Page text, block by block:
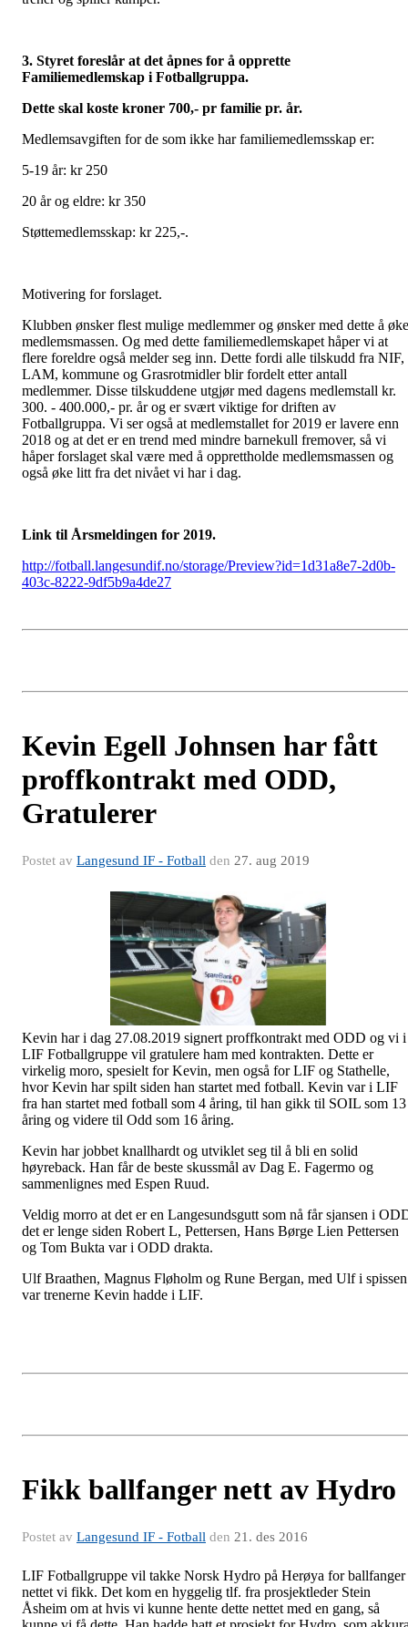
3. Styret foreslår at det åpnes for å opprette
Familiemedlemskap i Fotballgruppa.
Dette skal koste kroner 700,- pr familie pr. år.
Medlemsavgiften for de som ikke har familiemedlemsskap er:
5-19 år: kr 250
20 år og eldre: kr 350
Støttemedlemsskap: kr 225,-.
Motivering for forslaget.
Klubben ønsker flest mulige medlemmer og ønsker med dette å øke
medlemsmassen. Og med dette familiemedlemskapet håper vi at
flere foreldre også melder seg inn. Dette fordi alle tilskudd fra NIF,
LAM, kommune og Grasrotmidler blir fordelt etter antall
medlemmer. Disse tilskuddene utgjør med dagens medlemstall kr.
300. - 400.000,- pr. år og er svært viktige for driften av
Fotballgruppa. Vi ser også at medlemstallet for 2019 er lavere enn
2018 og at det er en trend med mindre barnekull fremover, så vi
håper forslaget skal være med å opprettholde medlemsmassen og
også øke litt fra det nivået vi har i dag.
Link til Årsmeldingen for 2019.
http://fotball.langesundif.no/storage/Preview?id=1d31a8e7-2d0b-
403c-8222-9df5b9a4de27
Kevin Egell Johnsen har fått
proffkontrakt med ODD,
Gratulerer
Postet av Langesund IF - Fotball den 27. aug 2019
Kevin har i dag 27.08.2019 signert proffkontrakt med ODD og vi i
LIF Fotballgruppe vil gratulere ham med kontrakten. Dette er
virkelig moro, spesielt for Kevin, men også for LIF og Stathelle,
hvor Kevin har spilt siden han startet med fotball. Kevin var i LIF
fra han startet med fotball som 4 åring, til han gikk til SOIL som 13
åring og videre til Odd som 16 åring.
Kevin har jobbet knallhardt og utviklet seg til å bli en solid
høyreback. Han får de beste skussmål av Dag E. Fagermo og
sammenlignes med Espen Ruud.
Veldig morro at det er en Langesundsgutt som nå får sjansen i
det er lenge siden Robert L, Pettersen, Hans Børge Lien Pettersen
og Tom Bukta var i ODD drakta.
Ulf Braathen, Magnus Fløholm og Rune Bergan, med Ulf i spissen
var trenerne Kevin hadde i LIF.
Fikk ballfanger nett av Hydro
Postet av Langesund IF - Fotball den 21. des 2016
LIF Fotballgruppe vil takke Norsk Hydro på Herøya for ballfanger
nettet vi fikk. Det kom en hyggelig tlf. fra prosjektleder Stein
Åsheim om at hvis vi kunne hente dette nettet med en gang, så